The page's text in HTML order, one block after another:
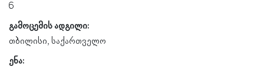
6
გამოცემის ადგილი:
თბილისი, საქართველო
ენა: